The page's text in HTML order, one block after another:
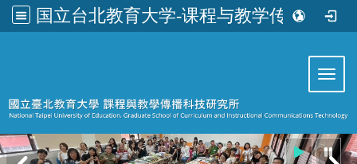
国立台北教育大学-课程与教学传播科技研究所